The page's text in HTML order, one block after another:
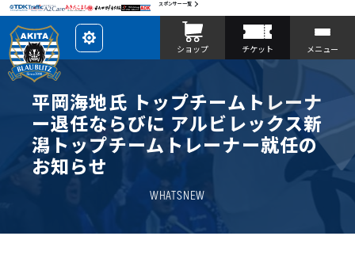
スポンサー一覧
レ
イ
ア
を
カ
ス
タ
マ
イ
ズ
ショップ チケット メニュー
平岡海地氏 トップチームトレーナ
ー退任ならびに アルビレックス新
潟トップチームトレーナー就任の
お知らせ
WHATSNEW